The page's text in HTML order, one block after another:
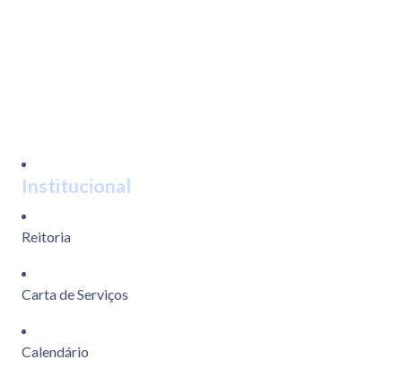
Institucional
Reitoria
Carta de Serviços
Calendário